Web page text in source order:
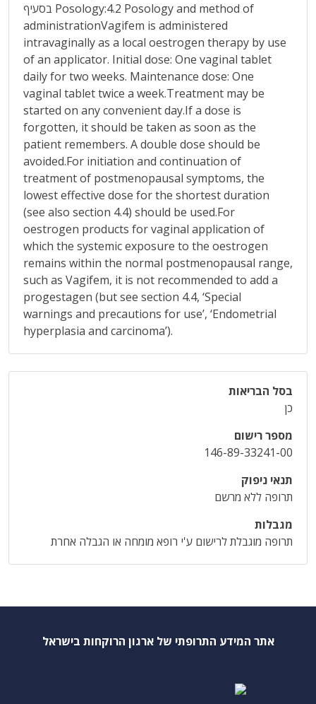
בסעיף Posology:4.2 Posology and method of
administrationVagifem is administered
intravaginally as a local oestrogen therapy by use
of an applicator. Initial dose: One vaginal tablet
daily for two weeks. Maintenance dose: One
vaginal tablet twice a week.Treatment may be
started on any convenient day.If a dose is
forgotten, it should be taken as soon as the
patient remembers. A double dose should be
avoided.For initiation and continuation of
treatment of postmenopausal symptoms, the
lowest effective dose for the shortest duration
(see also section 4.4) should be used.For
oestrogen products for vaginal application of
which the systemic exposure to the oestrogen
remains within the normal postmenopausal range,
such as Vagifem, it is not recommended to add a
progestagen (but see section 4.4, ‘Special
warnings and precautions for use’, ‘Endometrial
hyperplasia and carcinoma’).
בסל הבריאות
כן
מספר רישום
146-89-33241-00
תנאי ניפוק
תרופה ללא מרשם
מגבלות
תרופה מוגבלת לרישום ע'י רופא מומחה או הגבלה אחרת
אתר המידע התרופתי של ארגון הרוקחות בישראל